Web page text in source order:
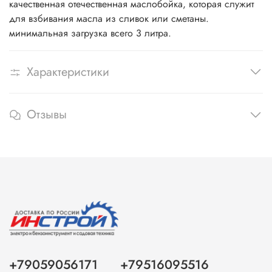
качественная отечественная маслобойка, которая служит
для взбивания масла из сливок или сметаны.
минимальная загрузка всего 3 литра.
Характеристики
Отзывы
+79059056171 +79516095516